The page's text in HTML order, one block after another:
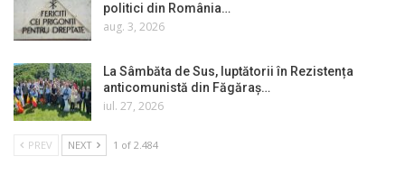
politici din România…
aug. 3, 2026
La Sâmbăta de Sus, luptătorii în Rezistența
anticomunistă din Făgăraș…
iul. 27, 2026
PREV NEXT 1 of 2.484